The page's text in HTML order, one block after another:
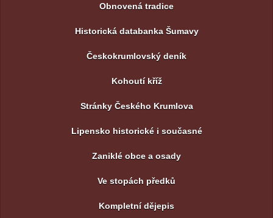
Obnovená tradice
Historická databanka Šumavy
Českokrumlovský deník
Kohoutí kříž
Stránky Českého Krumlova
Lipensko historické i současné
Zaniklé obce a osady
Ve stopách předků
Kompletní dějepis